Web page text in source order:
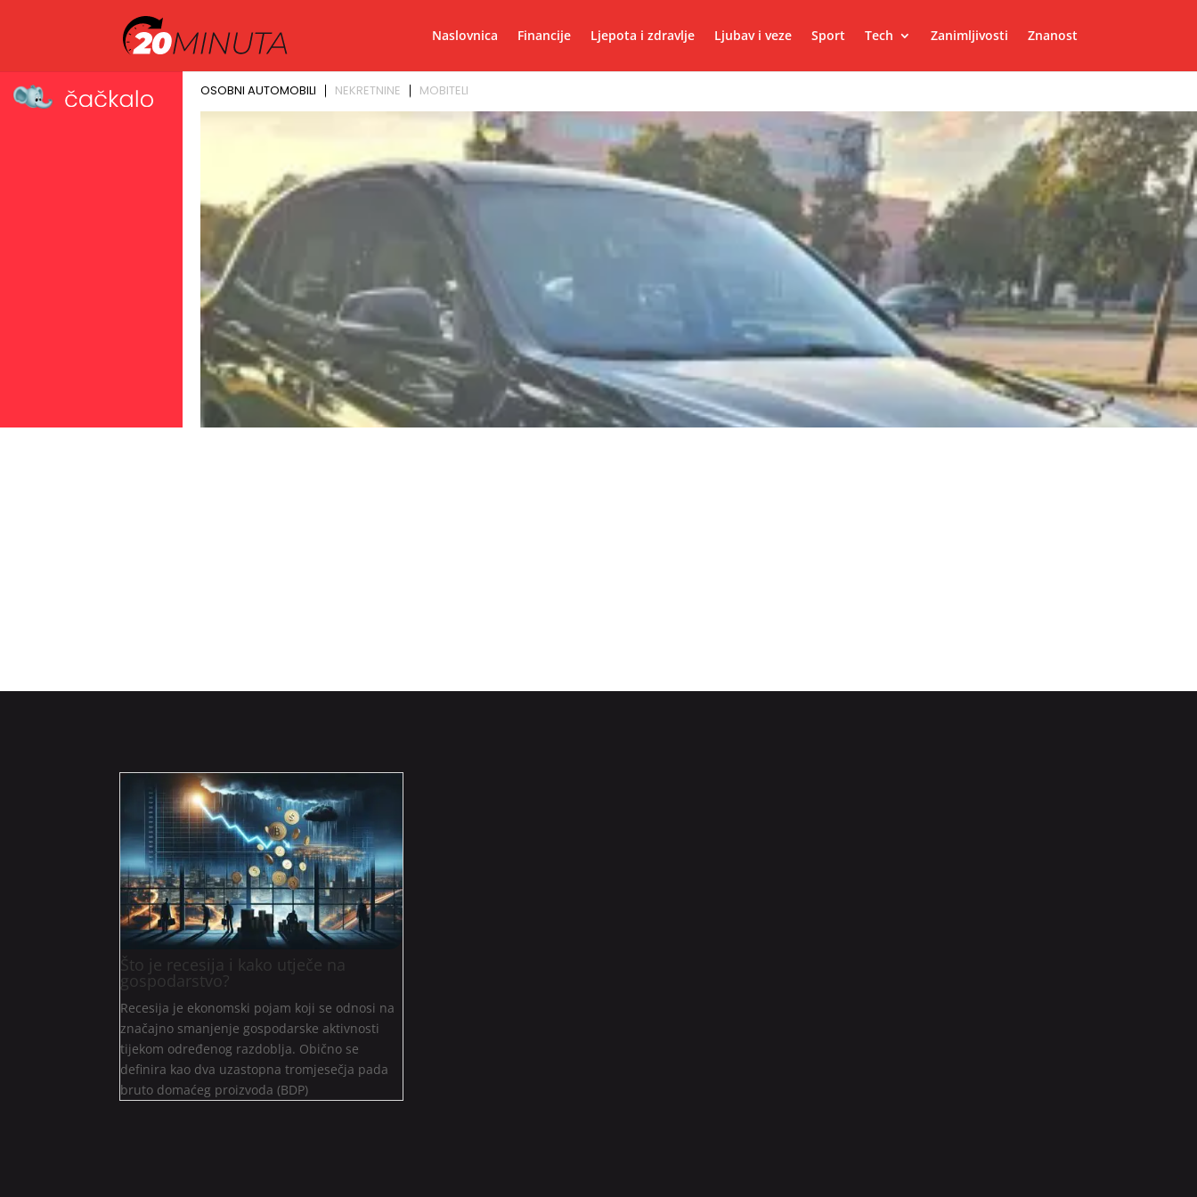
Naslovnica Financije Ljepota i zdravlje Ljubav i veze Sport Tech Zanimljivosti Znanost
Što je recesija i kako utječe na
gospodarstvo?
Recesija je ekonomski pojam koji se odnosi na
značajno smanjenje gospodarske aktivnosti
tijekom određenog razdoblja. Obično se
definira kao dva uzastopna tromjesečja pada
bruto domaćeg proizvoda (BDP)